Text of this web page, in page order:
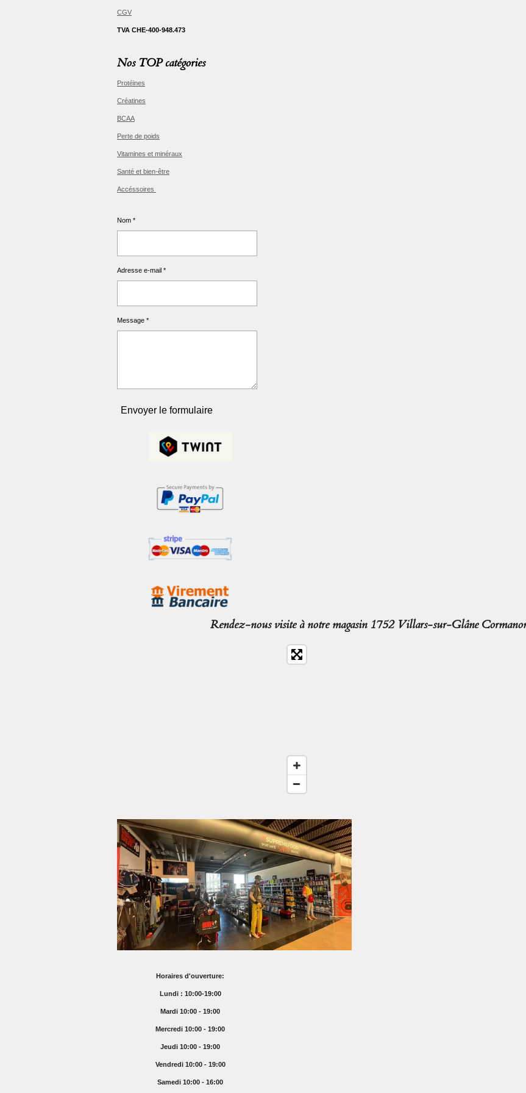
CGV
TVA CHE-400-948.473
Nos TOP catégories
Protéines
Créatines
BCAA
Perte de poids
Vitamines et minéraux
Santé et bien-être
Accéssoires
Nom *
Adresse e-mail *
Message *
Envoyer le formulaire
Rendez-nous visite à notre magasin 1752 Villars-sur-Glâne
Horaires d'ouverture:
Lundi : 10:00-19:00
Mardi 10:00 - 19:00
Mercredi 10:00 - 19:00
Jeudi 10:00 - 19:00
Vendredi 10:00 - 19:00
Samedi 10:00 - 16:00